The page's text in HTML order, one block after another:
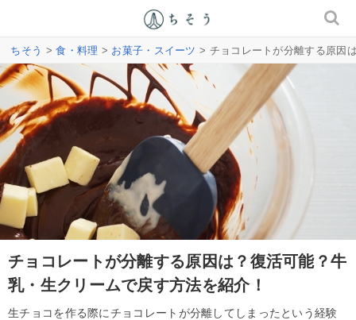
ちそう >食・料理 > お菓子・スイーツ > チョコレートが分離する原因
チョコレートが分離する原因は？復活可能？牛
乳・生クリームで戻す方法を紹介！
生チョコを作る際にチョコレートが分離してしまったという経験